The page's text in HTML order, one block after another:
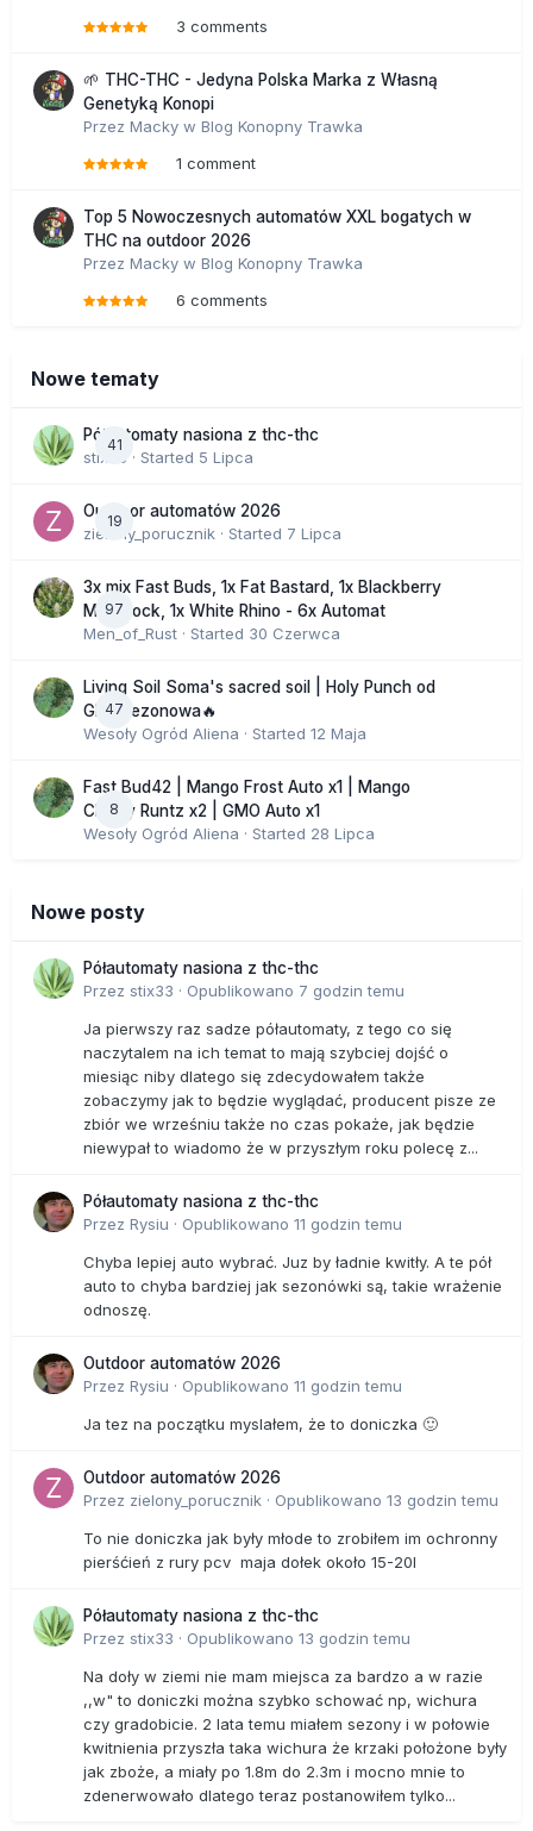
3 comments
🌱 THC-THC - Jedyna Polska Marka z Własną
Genetyką Konopi
Przez Macky w Blog Konopny Trawka
1 comment
Top 5 Nowoczesnych automatów XXL bogatych w
THC na outdoor 2026
Przez Macky w Blog Konopny Trawka
6 comments
Nowe tematy
41
Półautomaty nasiona z thc-thc
stix33 · Started 5 Lipca
19
Outdoor automatów 2026
zielony_porucznik · Started 7 Lipca
97
3x mix Fast Buds, 1x Fat Bastard, 1x Blackberry
Moonrock, 1x White Rhino - 6x Automat
Men_of_Rust · Started 30 Czerwca
47
Living Soil Soma's sacred soil | Holy Punch od
GHS sezonowa🔥
Wesoły Ogród Aliena · Started 12 Maja
8
Fast Bud42 | Mango Frost Auto x1 | Mango
Cherry Runtz x2 | GMO Auto x1
Wesoły Ogród Aliena · Started 28 Lipca
Nowe posty
Półautomaty nasiona z thc-thc
Przez stix33 · Opublikowano 7 godzin temu
Ja pierwszy raz sadze półautomaty, z tego co się
naczytalem na ich temat to mają szybciej dojść o
miesiąc niby dlatego się zdecydowałem także
zobaczymy jak to będzie wyglądać, producent pisze ze
zbiór we wrześniu także no czas pokaże, jak będzie
niewypał to wiadomo że w przyszłym roku polecę z...
Półautomaty nasiona z thc-thc
Przez Rysiu · Opublikowano 11 godzin temu
Chyba lepiej auto wybrać. Juz by ładnie kwitły. A te pół
auto to chyba bardziej jak sezonówki są, takie wrażenie
odnoszę.
Outdoor automatów 2026
Przez Rysiu · Opublikowano 11 godzin temu
Ja tez na początku myslałem, że to doniczka 🙂
Outdoor automatów 2026
Przez zielony_porucznik · Opublikowano 13 godzin temu
To nie doniczka jak były młode to zrobiłem im ochronny
pierśćień z rury pcv maja dołek około 15-20l
Półautomaty nasiona z thc-thc
Przez stix33 · Opublikowano 13 godzin temu
Na doły w ziemi nie mam miejsca za bardzo a w razie
,,w" to doniczki można szybko schować np, wichura
czy gradobicie. 2 lata temu miałem sezony i w połowie
kwitnienia przyszła taka wichura że krzaki położone były
jak zboże, a miały po 1.8m do 2.3m i mocno mnie to
zdenerwowało dlatego teraz postanowiłem tylko...